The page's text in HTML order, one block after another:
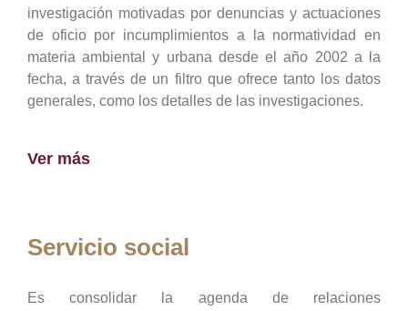
investigación motivadas por denuncias y actuaciones
de oficio por incumplimientos a la normatividad en
materia ambiental y urbana desde el año 2002 a la
fecha, a través de un filtro que ofrece tanto los datos
generales, como los detalles de las investigaciones.
Ver más
Servicio social
Es consolidar la agenda de relaciones